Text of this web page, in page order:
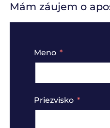
Mám záujem o
Meno
Priezvisko